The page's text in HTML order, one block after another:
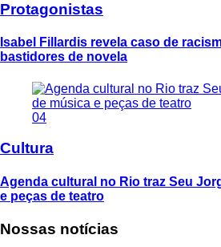
Protagonistas
Isabel Fillardis revela caso de
bastidores de novela
04
Cultura
Agenda cultural no Rio traz Seu
e peças de teatro
Nossas notícias